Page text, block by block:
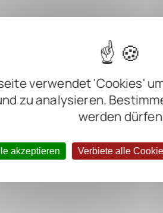
verwendet 'Cookies'
zu analysieren.
werden dürfen
akzeptieren Verbiete alle